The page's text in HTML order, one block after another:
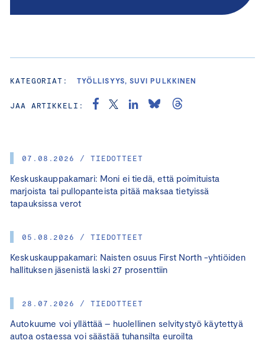
07.08.2026 / TIEDOTTEET
Keskuskauppakamari: Moni ei tiedä, että poimituista
marjoista tai pullopanteista pitää maksaa tietyissä
tapauksissa verot
05.08.2026 / TIEDOTTEET
Keskuskauppakamari: Naisten osuus First North -yhtiöiden
hallituksen jäsenistä laski 27 prosenttiin
28.07.2026 / TIEDOTTEET
Autokuume voi yllättää – huolellinen selvitystyö käytettyä
autoa ostaessa voi säästää tuhansilta euroilta
KATEGORIAT: TYÖLLISYYS, SUVI PULKKINEN
JAA ARTIKKELI: